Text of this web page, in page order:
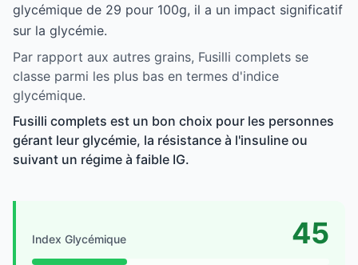
glycémique de 29 pour 100g, il a un impact significatif
sur la glycémie.
Par rapport aux autres grains, Fusilli complets se
classe parmi les plus bas en termes d'indice
glycémique.
Fusilli complets est un bon choix pour les personnes
gérant leur glycémie, la résistance à l'insuline ou
suivant un régime à faible IG.
Index Glycémique 45